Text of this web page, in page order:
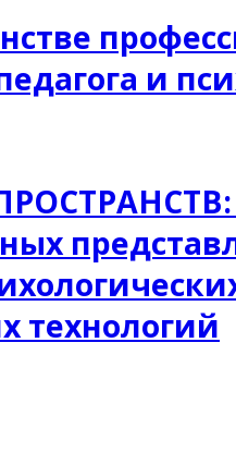
и
технологий